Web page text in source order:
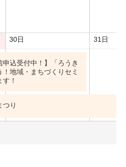
30日 31日
申込受付中！】「ろうき
！地域・まちづくりセミ
！
つり